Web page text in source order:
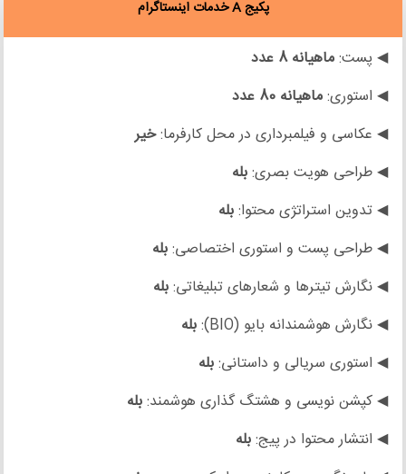
پکیج A خدمات اینستاگرام
◀ پست:ماهیانه 8 عدد
◀ استوری:ماهیانه 80 عدد
◀ عکاسی و فیلمبرداری در محل کارفرما:خیر
◀ طراحی هویت بصری:بله
◀ تدوین استراتژی محتوا:بله
◀ طراحی پست و استوری اختصاصی:بله
◀ نگارش تیترها و شعارهای تبلیغاتی:بله
◀ نگارش هوشمندانه بایو (BIO):
بله
◀ استوری سریالی و داستانی:بله
◀ کپشن نویسی و هشتگ گذاری هوشمند:بله
◀ انتشار محتوا در پیج:بله